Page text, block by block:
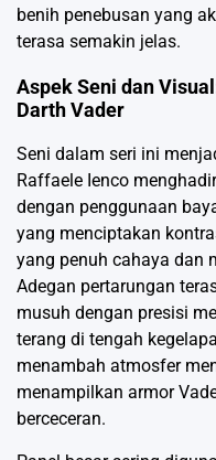
benih penebusan yang
terasa semakin jelas.
Aspek Seni dan
Darth Vader
Seni dalam seri ini
Raffaele Ienco
dengan penggunaan
yang menciptakan
yang penuh cahaya dan
Adegan pertarungan
musuh dengan presisi
terang di tengah
menambah atmosfer
menampilkan armor
berceceran.